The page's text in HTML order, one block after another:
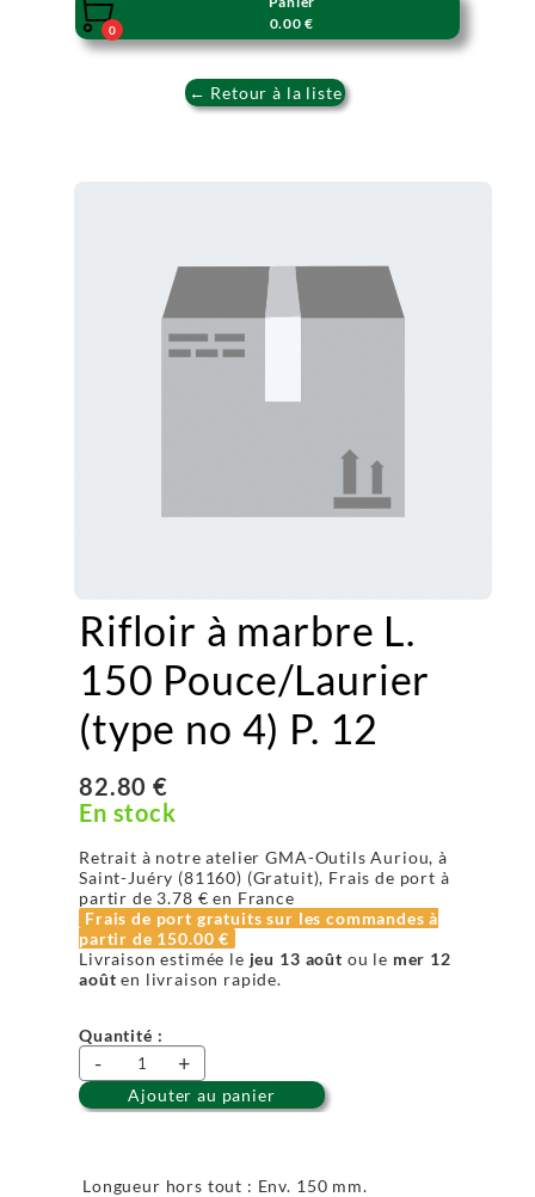

0
0.00 €
← Retour à la liste
Rifloir à marbre L.
150 Pouce/Laurier
(type no 4) P. 12
82.80 €
En stock
Retrait à notre atelier GMA-Outils Auriou, à
Saint-Juéry (81160) (Gratuit), Frais de port à
partir de 3.78 € en France
Frais de port gratuits sur les commandes à
partir de 150.00 €
Livraison estimée le jeu 13 août ou le mer 12
août en livraison rapide.
Quantité :
- +
Ajouter au panier
Longueur hors tout : Env. 150 mm.